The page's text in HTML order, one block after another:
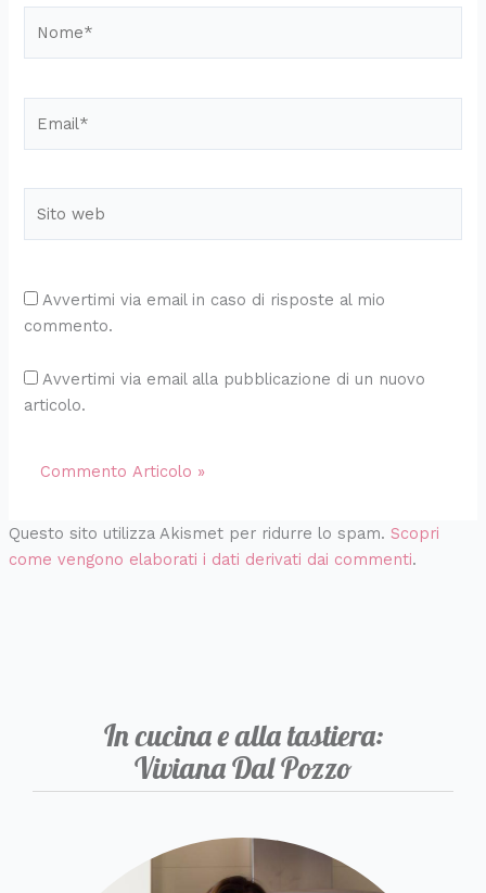
web
Avvertimi via email in caso di risposte al mio
commento.
Avvertimi via email alla pubblicazione di un nuovo
articolo.
Questo sito utilizza Akismet per ridurre lo spam. Scopri
come vengono elaborati i dati derivati dai commenti.
In cucina e alla tastiera:
Viviana Dal Pozzo